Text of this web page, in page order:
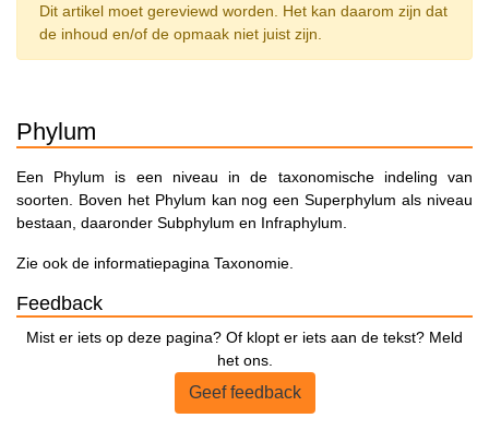
Dit artikel moet gereviewd worden. Het kan daarom zijn dat
de inhoud en/of de opmaak niet juist zijn.
Phylum
Een Phylum is een niveau in de taxonomische indeling van
soorten. Boven het Phylum kan nog een Superphylum als niveau
bestaan, daaronder Subphylum en Infraphylum.
Zie ook de informatiepagina Taxonomie.
Feedback
Mist er iets op deze pagina? Of klopt er iets aan de tekst? Meld
het ons.
Geef feedback